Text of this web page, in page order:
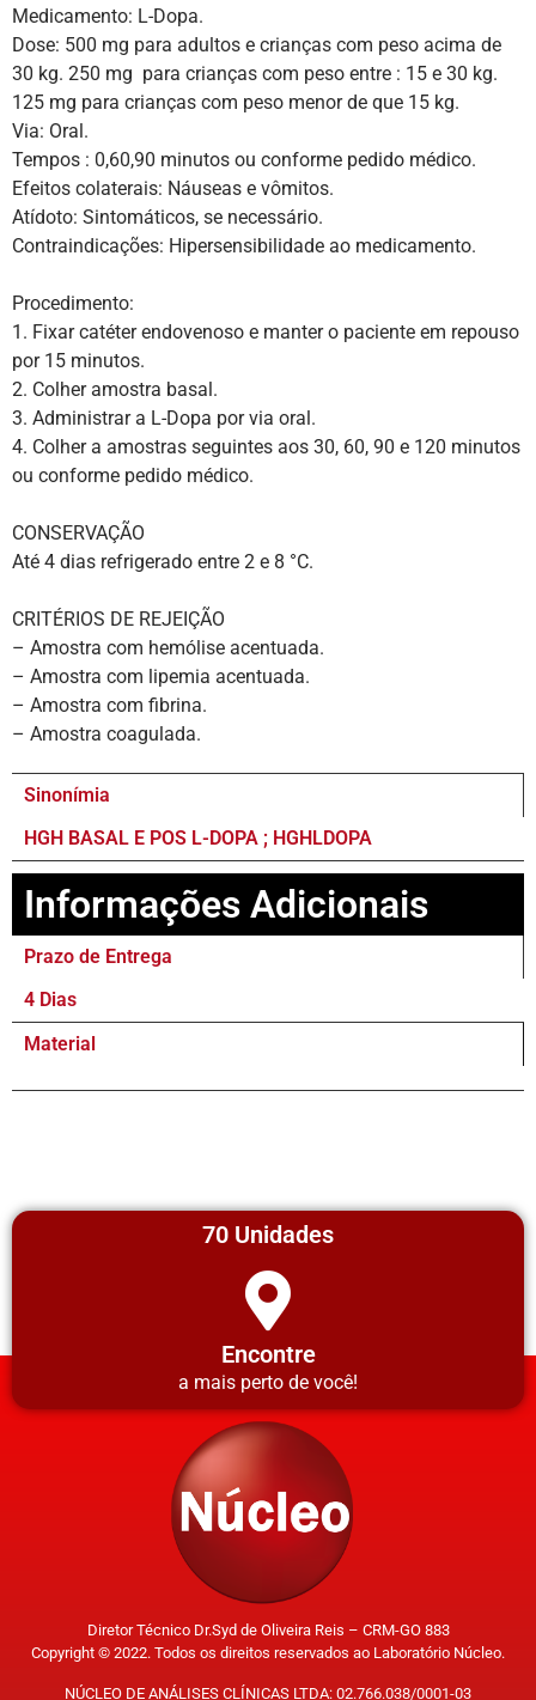
Medicamento: L-Dopa.
Dose: 500 mg para adultos e crianças com peso acima de
30 kg. 250 mg para crianças com peso entre : 15 e 30 kg.
125 mg para crianças com peso menor de que 15 kg.
Via: Oral.
Tempos : 0,60,90 minutos ou conforme pedido médico.
Efeitos colaterais: Náuseas e vômitos.
Atídoto: Sintomáticos, se necessário.
Contraindicações: Hipersensibilidade ao medicamento.
Procedimento:
1. Fixar catéter endovenoso e manter o paciente em repouso
por 15 minutos.
2. Colher amostra basal.
3. Administrar a L-Dopa por via oral.
4. Colher a amostras seguintes aos 30, 60, 90 e 120 minutos
ou conforme pedido médico.
CONSERVAÇÃO
Até 4 dias refrigerado entre 2 e 8 °C.
CRITÉRIOS DE REJEIÇÃO
– Amostra com hemólise acentuada.
– Amostra com lipemia acentuada.
– Amostra com fibrina.
– Amostra coagulada.
Sinonímia
HGH BASAL E POS L-DOPA ; HGHLDOPA
Informações Adicionais
Prazo de Entrega
4 Dias
Material
70 Unidades
Encontre
a mais perto de você!
Diretor Técnico Dr.Syd de Oliveira Reis – CRM-GO 883
Copyright © 2022. Todos os direitos reservados ao Laboratório Núcleo.
NÚCLEO DE ANÁLISES CLÍNICAS LTDA: 02.766.038/0001-03